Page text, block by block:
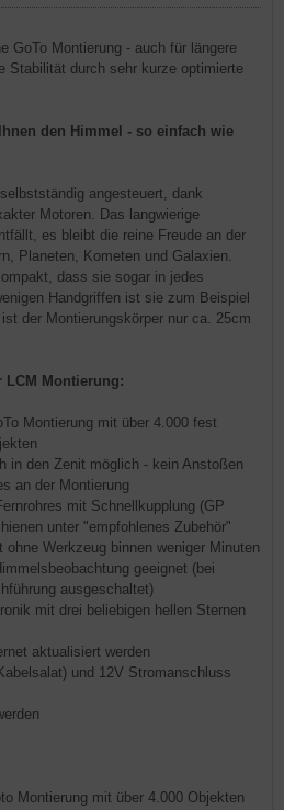
GoTo Montierung - auch für längere
Stabilität durch sehr kurze optimierte
den Himmel - so einfach wie
angesteuert, dank
Motoren. Das langwierige
es bleibt die reine Freude an der
Planeten, Kometen und Galaxien.
dass sie sogar in jedes
Handgriffen ist sie zum Beispiel
der Montierungskörper nur ca. 25cm
LCM Montierung:
Montierung mit über 4.000 fest
in den Zenit möglich - kein Anstoßen
an der Montierung
mit Schnellkupplung (GP
unter "empfohlenes Zubehör"
Werkzeug binnen weniger Minuten
geeignet (bei
ausgeschaltet)
mit drei beliebigen hellen Sternen
aktualisiert werden
und 12V Stromanschluss
Montierung mit über 4.000 Objekten